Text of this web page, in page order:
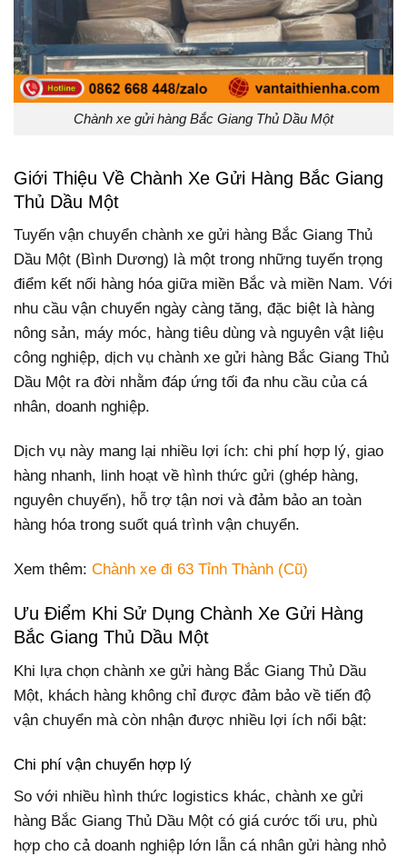
Chành xe gửi hàng Bắc Giang Thủ Dầu Một
Giới Thiệu Về Chành Xe Gửi Hàng Bắc Giang
Thủ Dầu Một
Tuyến vận chuyển chành xe gửi hàng Bắc Giang Thủ
Dầu Một (Bình Dương) là một trong những tuyến trọng
điểm kết nối hàng hóa giữa miền Bắc và miền Nam. Với
nhu cầu vận chuyển ngày càng tăng, đặc biệt là hàng
nông sản, máy móc, hàng tiêu dùng và nguyên vật liệu
công nghiệp, dịch vụ chành xe gửi hàng Bắc Giang Thủ
Dầu Một ra đời nhằm đáp ứng tối đa nhu cầu của cá
nhân, doanh nghiệp.
Dịch vụ này mang lại nhiều lợi ích: chi phí hợp lý, giao
hàng nhanh, linh hoạt về hình thức gửi (ghép hàng,
nguyên chuyến), hỗ trợ tận nơi và đảm bảo an toàn
hàng hóa trong suốt quá trình vận chuyển.
Xem thêm: Chành xe đi 63 Tỉnh Thành (Cũ)
Ưu Điểm Khi Sử Dụng Chành Xe Gửi Hàng
Bắc Giang Thủ Dầu Một
Khi lựa chọn chành xe gửi hàng Bắc Giang Thủ Dầu
Một, khách hàng không chỉ được đảm bảo về tiến độ
vận chuyển mà còn nhận được nhiều lợi ích nổi bật:
Chi phí vận chuyển hợp lý
So với nhiều hình thức logistics khác, chành xe gửi
hàng Bắc Giang Thủ Dầu Một có giá cước tối ưu, phù
hợp cho cả doanh nghiệp lớn lẫn cá nhân gửi hàng nhỏ